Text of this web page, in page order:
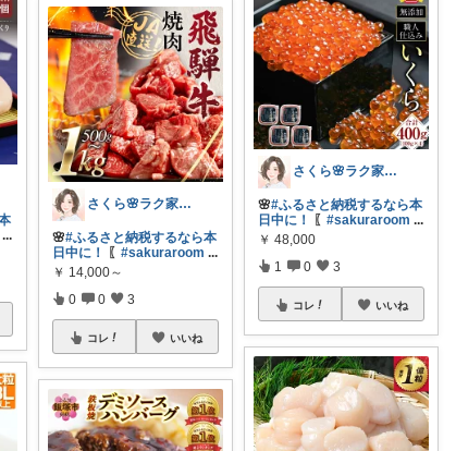
...
さくら🌸ラク家事&便利な生活雑貨🏠️
🌸#ふるさと納税するなら本
日中に！
〖#sakuraroom ...
￥ 14,000～
0 0 3
コレ いいね
さくら🌸ラク家事&便利な生活雑貨🏠️
🌸#ふるさと納税するなら本
日中に！
〖#sakuraroom ...
￥ 48,000
1 0 3
コレ いいね